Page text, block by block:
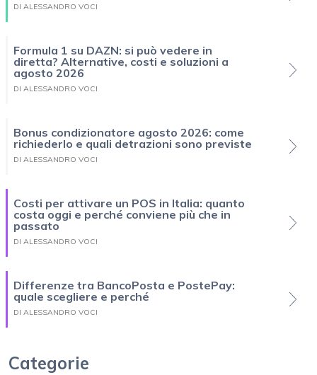
DI ALESSANDRO VOCI
Formula 1 su DAZN: si può vedere in
diretta? Alternative, costi e soluzioni a
agosto 2026
DI ALESSANDRO VOCI
Bonus condizionatore agosto 2026: come
richiederlo e quali detrazioni sono previste
DI ALESSANDRO VOCI
Costi per attivare un POS in Italia: quanto
costa oggi e perché conviene più che in
passato
DI ALESSANDRO VOCI
Differenze tra BancoPosta e PostePay:
quale scegliere e perché
DI ALESSANDRO VOCI
Categorie